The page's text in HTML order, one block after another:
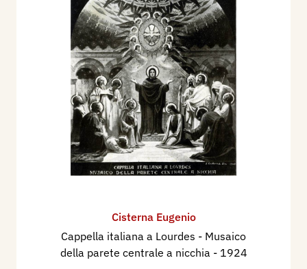
Cisterna Eugenio
Cappella italiana a Lourdes - Musaico
della parete centrale a nicchia - 1924